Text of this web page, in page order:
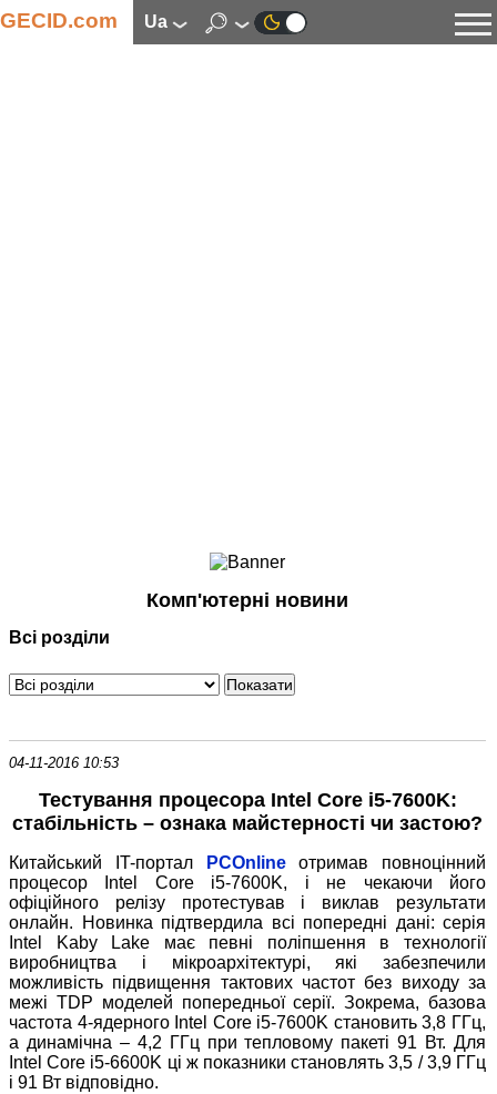
GECID.com ua
Смартфони
Периферія
Програмне забезпечення
Комп'ютерні новини
Всі розділи
04-11-2016 10:53
Тестування процесора Intel Core i5-7600K:
стабільність – ознака майстерності чи застою?
Китайський IT-портал PCOnlineотримав повноцінний
процесор Intel Core i5-7600K, і не чекаючи його
офіційного релізу протестував і виклав результати
онлайн. Новинка підтвердила всі попередні дані: серія
Intel Kaby Lake має певні поліпшення в технології
виробництва і мікроархітектурі, які забезпечили
можливість підвищення тактових частот без виходу за
межі TDP моделей попередньої серії. Зокрема, базова
частота 4-ядерного Intel Core i5-7600K становить 3,8 ГГц,
а динамічна – 4,2 ГГц при тепловому пакеті 91 Вт. Для
Intel Core i5-6600K ці ж показники становлять 3,5 / 3,9 ГГц
і 91 Вт відповідно.